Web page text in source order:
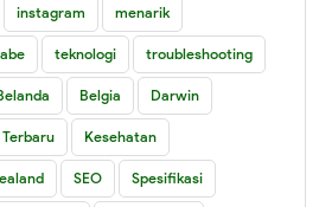
instagram menarik
teknologi troubleshooting
Belgia Darwin
Kesehatan
SEO Spesifikasi